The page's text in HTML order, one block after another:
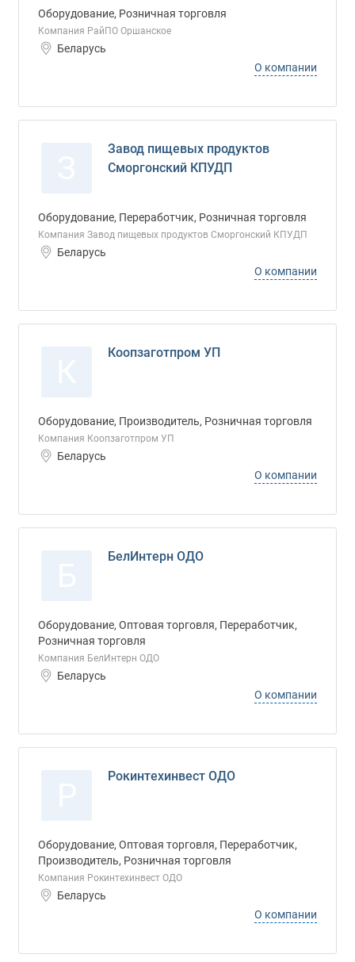
Оборудование, Розничная торговля
Компания РайПО Оршанское
Беларусь
О компании
Завод пищевых продуктов
Сморгонский КПУДП
Оборудование, Переработчик, Розничная торговля
Компания Завод пищевых продуктов Сморгонский КПУДП
Беларусь
О компании
Коопзаготпром УП
Оборудование, Производитель, Розничная торговля
Компания Коопзаготпром УП
Беларусь
О компании
БелИнтерн ОДО
Оборудование, Оптовая торговля, Переработчик,
Розничная торговля
Компания БелИнтерн ОДО
Беларусь
О компании
Рокинтехинвест ОДО
Оборудование, Оптовая торговля, Переработчик,
Производитель, Розничная торговля
Компания Рокинтехинвест ОДО
Беларусь
О компании